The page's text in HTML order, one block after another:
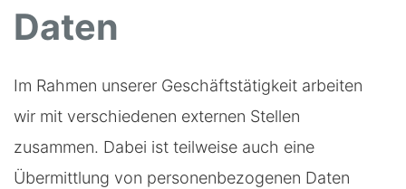
Daten
Im Rahmen unserer Geschäftstätigkeit arbeiten
wir mit verschiedenen externen Stellen
zusammen. Dabei ist teilweise auch eine
Übermittlung von personenbezogenen Daten